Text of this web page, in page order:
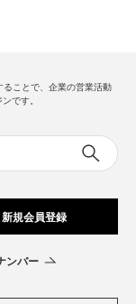
ことで、企業の営業活動
です。
新規会員登録
ンバー